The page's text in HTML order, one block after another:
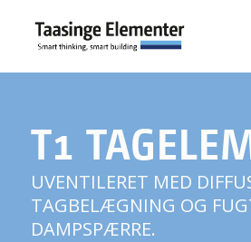
T1
UVENTILERET MED
TAGBELÆGNING OG
DAMPSPÆRRE.